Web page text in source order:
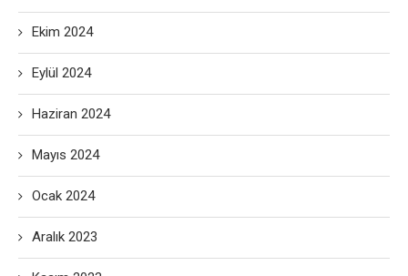
Ekim 2024
Eylül 2024
Haziran 2024
Mayıs 2024
Ocak 2024
Aralık 2023